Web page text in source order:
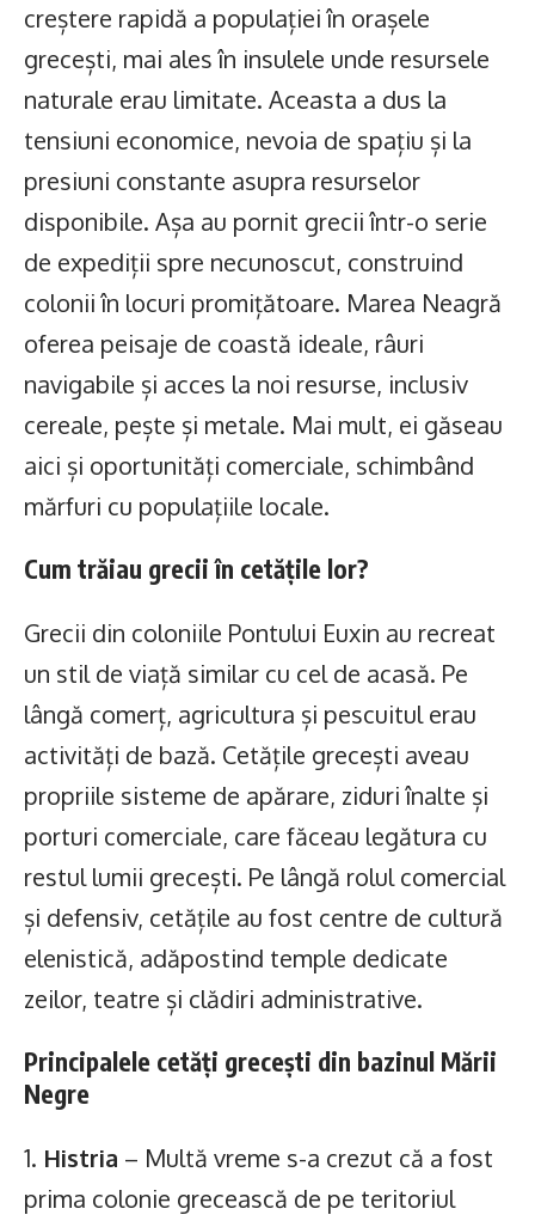
creștere rapidă a populației în orașele
grecești, mai ales în insulele unde resursele
naturale erau limitate. Aceasta a dus la
tensiuni economice, nevoia de spațiu și la
presiuni constante asupra resurselor
disponibile. Așa au pornit grecii într-o serie
de expediții spre necunoscut, construind
colonii în locuri promițătoare. Marea Neagră
oferea peisaje de coastă ideale, râuri
navigabile și acces la noi resurse, inclusiv
cereale, pește și metale. Mai mult, ei găseau
aici și oportunități comerciale, schimbând
mărfuri cu populațiile locale.
Cum trăiau grecii în cetățile lor?
Grecii din coloniile Pontului Euxin au recreat
un stil de viață similar cu cel de acasă. Pe
lângă comerț, agricultura și pescuitul erau
activități de bază. Cetățile grecești aveau
propriile sisteme de apărare, ziduri înalte și
porturi comerciale, care făceau legătura cu
restul lumii grecești. Pe lângă rolul comercial
și defensiv, cetățile au fost centre de cultură
elenistică, adăpostind temple dedicate
zeilor, teatre și clădiri administrative.
Principalele cetăți grecești din bazinul Mării
Negre
1. Histria – Multă vreme s-a crezut că a fost
prima colonie grecească de pe teritoriul